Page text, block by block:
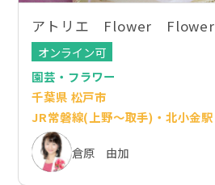
アトリエ Flower Flower
オンライン可
園芸・フラワー
千葉県 松戸市
JR常磐線(上野～取手)・北小金駅
倉原 由加